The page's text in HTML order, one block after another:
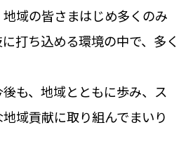
域の皆さまはじめ多くのみ
打ち込める環境の中で、多く
も、地域とともに歩み、ス
域貢献に取り組んでまいり